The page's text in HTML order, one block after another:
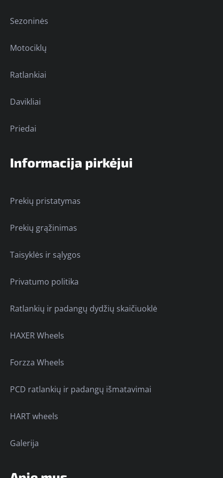
Sezoninės
Motociklų
Ratlankiai
Davikliai
Priedai
Informacija pirkėjui
Prekių pristatymas
Prekių grąžinimas
Taisyklės ir sąlygos
Privatumo politika
Ratlankių ir padangų dydžių skaičiuoklė
HAXER Wheels
Forzza Wheels
PCD ratlankių ir padangų išmatavimai
HART wheels
Galerija